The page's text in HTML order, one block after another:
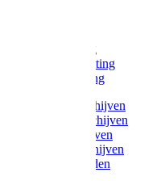
Voetketting
Scheepsketting
Victorketting
Afbraamschijven
Doorslijpschijven
Lamelschijven
Diamantschijven
Laselektroden